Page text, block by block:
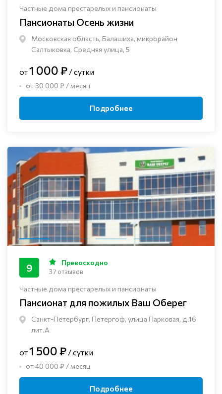
Частные дома престарелых и пансионаты
Пансионаты Осень жизни
Московская область, Балашиха, микрорайон
Салтыковка, Средняя улица, 5
от1 000 ₽ / сутки
от 30 000 ₽ / месяц
Подробнее
Частные дома престарелых и пансионаты
Пансионат для пожилых Ваш Оберег
Санкт-Петербург, Петергоф, улица Парковая, д.16
лит.А
9 Превосходно
37 отзывов
от1 500 ₽ / сутки
от 40 000 ₽ / месяц
Подробнее